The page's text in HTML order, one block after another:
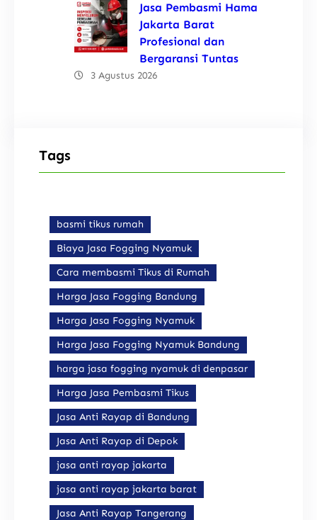
Jasa Pembasmi Hama
Jakarta Barat
Profesional dan
Bergaransi Tuntas
3 Agustus 2026
Tags
basmi tikus rumah
Biaya Jasa Fogging Nyamuk
Cara membasmi Tikus di Rumah
Harga Jasa Fogging Bandung
Harga Jasa Fogging Nyamuk
Harga Jasa Fogging Nyamuk Bandung
harga jasa fogging nyamuk di denpasar
Harga Jasa Pembasmi Tikus
Jasa Anti Rayap di Bandung
Jasa Anti Rayap di Depok
jasa anti rayap jakarta
jasa anti rayap jakarta barat
Jasa Anti Rayap Tangerang